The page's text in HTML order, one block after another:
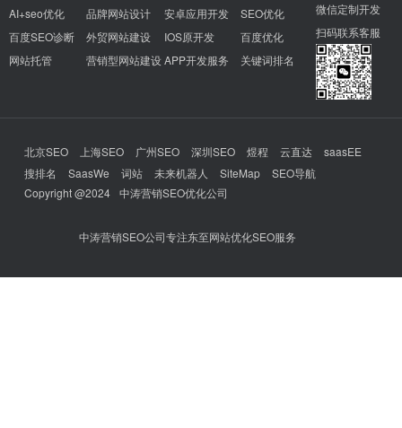
AI+seo优化
百度SEO诊断
网站托管
品牌网站设计
外贸网站建设
营销型网站建设
安卓应用开发
IOS原开发
APP开发服务
SEO优化
百度优化
关键词排名
微信定制开发
扫码联系客服
北京SEO 上海SEO 广州SEO 深圳SEO 煜程 云直达
saasEE
搜排名
SaasWe 词站 未来机器人 SiteMap
SEO导航
Copyright @2024 中涛营销SEO优化公司
中涛营销SEO公司专注东至网站优化SEO服务